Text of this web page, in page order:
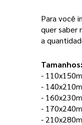
Para você
quer saber
a
Tamanhos:
-
-
-
-
-